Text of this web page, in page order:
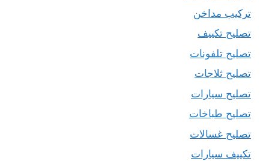
تركيب مداخن
تصليح تكييف
تصليح تلفونات
تصليح ثلاجات
تصليح سيارات
تصليح طباخات
تصليح غسالات
تكييف سيارات